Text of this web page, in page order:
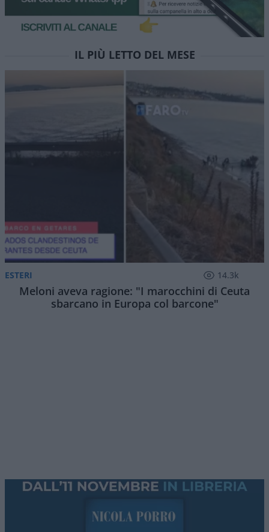
IL PIÙ LETTO DEL MESE
ESTERI 14.3k
Meloni aveva ragione: "I marocchini di Ceuta
sbarcano in Europa col barcone"